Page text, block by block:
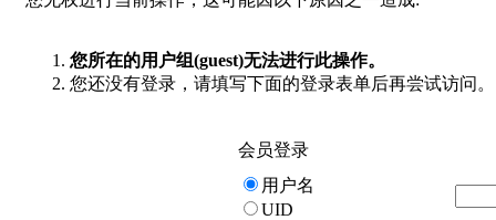
您所在的用户组(guest)无法进行此操作。
您还没有登录，请填写下面的登录表单后再尝试访问。
会员登录
用户名
UID